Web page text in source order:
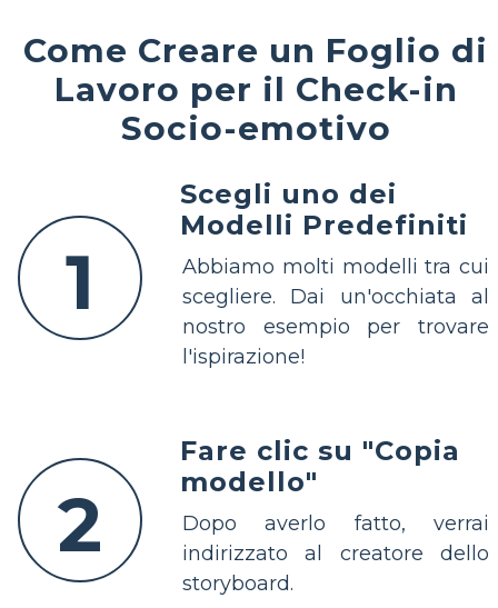
Come Creare un Foglio di
Lavoro per il Check-in
Socio-emotivo
1
Scegli uno dei
Modelli Predefiniti
Abbiamo molti modelli tra cui
scegliere. Dai un'occhiata al
nostro esempio per trovare
l'ispirazione!
2
Fare clic su "Copia
modello"
Dopo averlo fatto, verrai
indirizzato al creatore dello
storyboard.